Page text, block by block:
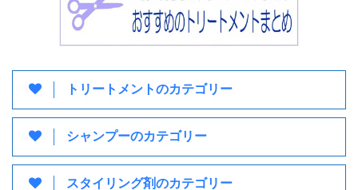
トリートメントのカテゴリー
シャンプーのカテゴリー
スタイリング剤のカテゴリー